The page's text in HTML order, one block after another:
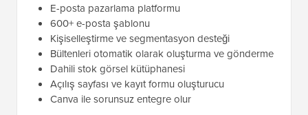
E-posta pazarlama platformu
600+ e-posta şablonu
Kişiselleştirme ve segmentasyon desteği
Bültenleri otomatik olarak oluşturma ve gönderme
Dahili stok görsel kütüphanesi
Açılış sayfası ve kayıt formu oluşturucu
Canva ile sorunsuz entegre olur